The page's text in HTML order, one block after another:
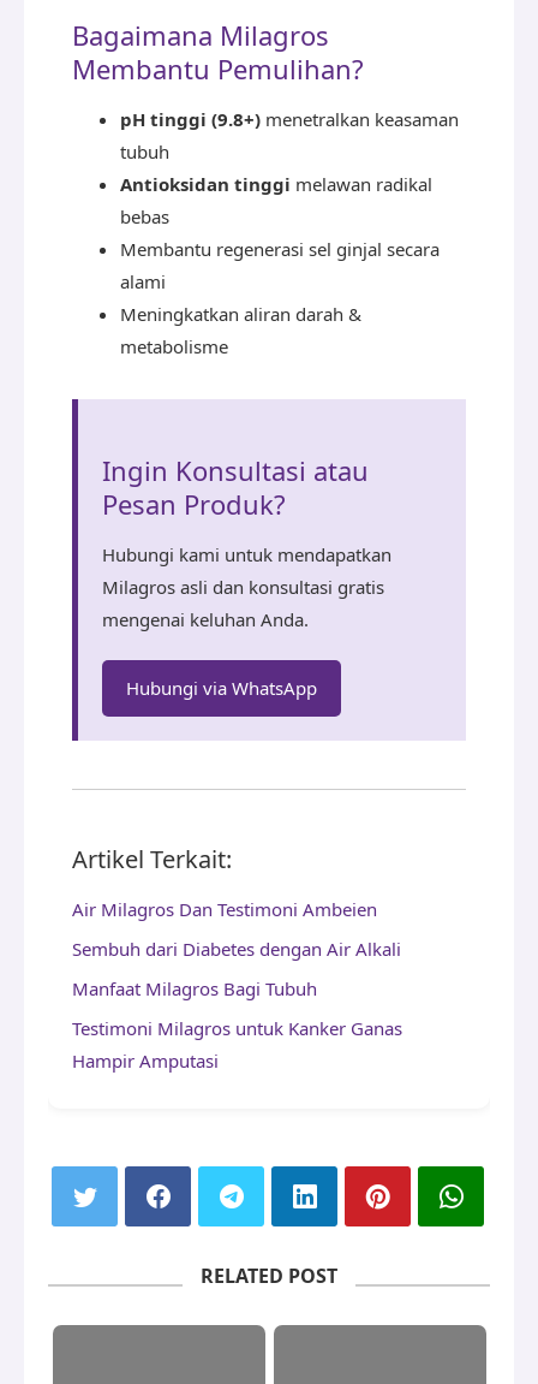
Bagaimana Milagros
Membantu Pemulihan?
pH tinggi (9.8+) menetralkan keasaman
tubuh
Antioksidan tinggi melawan radikal
bebas
Membantu regenerasi sel ginjal secara
alami
Meningkatkan aliran darah &
metabolisme
Ingin Konsultasi atau
Pesan Produk?
Hubungi kami untuk mendapatkan
Milagros asli dan konsultasi gratis
mengenai keluhan Anda.
Hubungi via WhatsApp
Artikel Terkait:
Air Milagros Dan Testimoni Ambeien
Sembuh dari Diabetes dengan Air Alkali
Manfaat Milagros Bagi Tubuh
Testimoni Milagros untuk Kanker Ganas
Hampir Amputasi
RELATED POST